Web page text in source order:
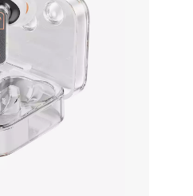
هندزفری و هدست گیمینگ
جانبی متفرقه
پکیج های ویژه آنتی نوب